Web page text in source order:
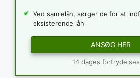
Ved samlelån, sørger de for at
eksisterende lån
ANSØG HER
14 dages